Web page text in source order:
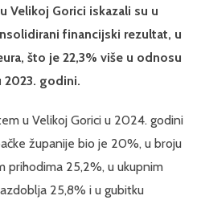
Velikoj Gorici iskazali su u
financijski rezultat, u
što je 22,3% više u odnosu
godini.
u Velikoj Gorici u 2024. godini
županije bio je 20%, u broju
prihodima 25,2%, u ukupnim
25,8% i u gubitku